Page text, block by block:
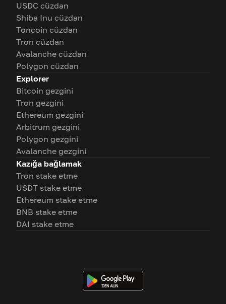
USDC cüzdan
Shiba Inu cüzdan
Toncoin cüzdan
Tron cüzdan
Avalanche cüzdan
Polygon cüzdan
Explorer
Bitcoin gezgini
Tron gezgini
Ethereum gezgini
Arbitrum gezgini
Polygon gezgini
Avalanche gezgini
Kazığa bağlamak
Tron stake etme
USDT stake etme
Ethereum stake etme
BNB stake etme
DAI stake etme